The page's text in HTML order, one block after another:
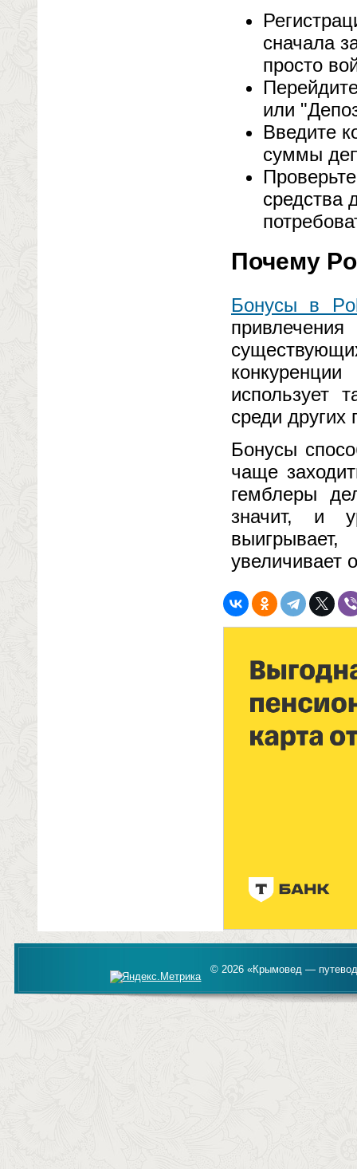
сначала
просто
или
Введите
суммы
средства
Почему
Бонусы в
использует
среди
Бонусы
чаще
гемблеры
значит, и
увеличивает
© 2026 «Крымовед —